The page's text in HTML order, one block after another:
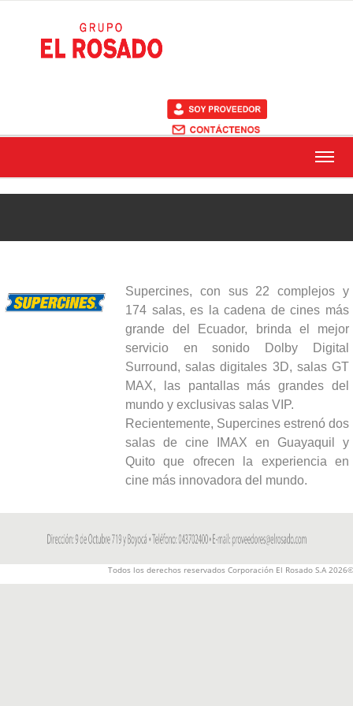
Supercines, con sus 22 complejos y
174 salas, es la cadena de cines más
grande del Ecuador, brinda el mejor
servicio en sonido Dolby Digital
Surround, salas digitales 3D, salas GT
MAX, las pantallas más grandes del
mundo y exclusivas salas VIP.
Recientemente, Supercines estrenó dos
salas de cine IMAX en Guayaquil y
Quito que ofrecen la experiencia en
cine más innovadora del mundo.
Todos los derechos reservados Corporación El Rosado S.A 2026©